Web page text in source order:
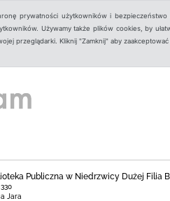
prywatności użytkowników i
Używamy także plików cookies, by
przeglądarki. Kliknij "Zamknij" aby
Publiczna w Niedrzwicy Dużej Filia
Jara